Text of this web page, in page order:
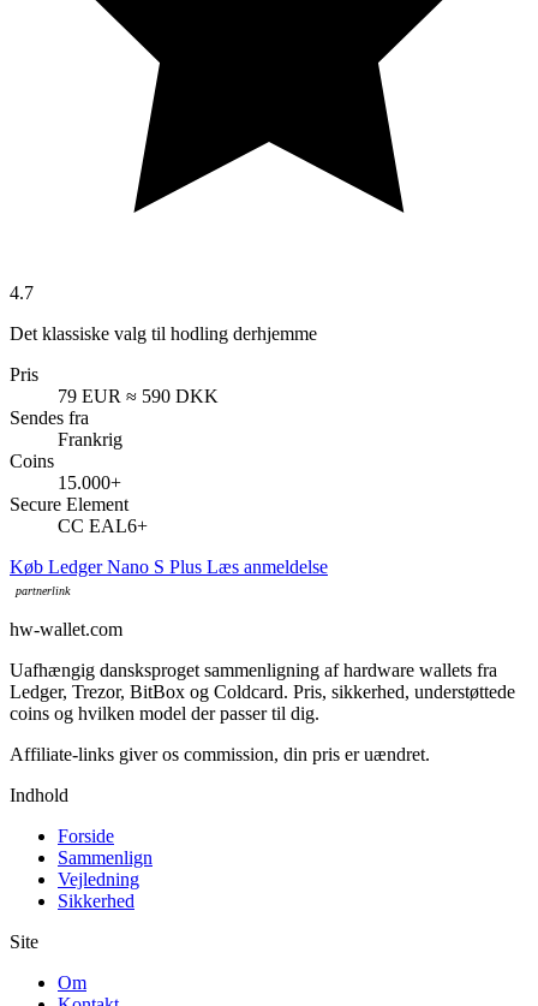
4.7
Det klassiske valg til hodling derhjemme
Pris
79 EUR ≈ 590 DKK
Sendes fra
Frankrig
Coins
15.000+
Secure Element
CC EAL6+
Køb Ledger Nano S Plus Læs anmeldelse
hw-wallet.com
Uafhængig dansksproget sammenligning af hardware wallets fra
Ledger, Trezor, BitBox og Coldcard. Pris, sikkerhed, understøttede
coins og hvilken model der passer til dig.
Indhold
Forside
Sammenlign
Vejledning
Sikkerhed
Site
Om